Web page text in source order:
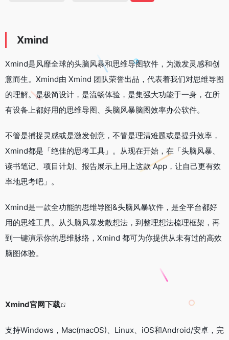
Xmind
Xmind是风靡全球的头脑风暴和思维导图软件，为激发灵感和创
意而生。Xmind由 Xmind 团队荣誉出品，代表着我们对思维导图
的理解。是极简设计，是流畅体验，是集强大功能于一身，在所
有设备上都好用的思维导图、头脑风暴脑图效率办公软件。
不管是捕捉灵感或是激发创意，不管是理清难题或是提升效率，
Xmind都是「绝佳的思考工具」。从现在开始，在「头脑风暴、
读书笔记、项目计划、报告展示上用上这款 App，让自己更有效
率地思考吧」。
Xmind是一款全功能的思维导图&头脑风暴软件，是全平台都好
用的思维工具。从头脑风暴发散想法，到整理想法梳理框架，再
到一键演示你的思维脉络，Xmind 都可为你提供从未有过的高效
脑图体验。
Xmind官网下载
支持Windows，Mac(macOS)、Linux、iOS和Android/安卓，完